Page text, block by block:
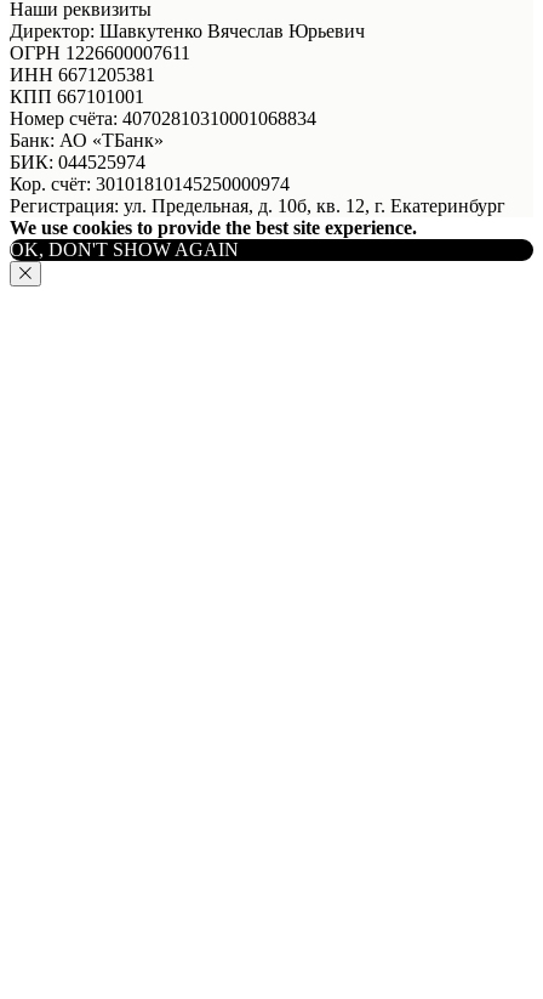
Наши реквизиты
Директор: Шавкутенко Вячеслав Юрьевич
ОГРН 1226600007611
ИНН 6671205381
КПП 667101001
Номер счёта: 40702810310001068834
Банк: АО «ТБанк»
БИК: 044525974
Кор. счёт: 30101810145250000974
Регистрация: ул. Предельная, д. 10б, кв. 12, г. Екатеринбург
We use cookies to provide the best site experience.
OK, DON'T SHOW AGAIN